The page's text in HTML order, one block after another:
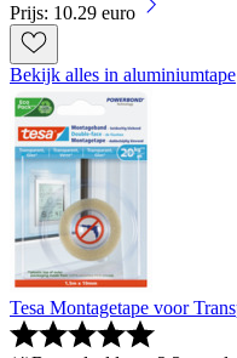
Prijs: 10.29 euro
Bekijk alles in aluminiumtape
Tesa Montagetape voor